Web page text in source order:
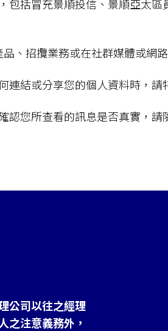
括冒充景順投信、景順亞太
、招攬業務或在社群媒體或網
結或分享您的個人資料時，請
您所查看的訊息是否真實，請
公司以往之經理
之注意義務外，